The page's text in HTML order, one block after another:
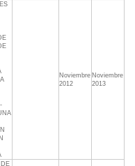
Noviembre
2012
Noviembre
2013
DE